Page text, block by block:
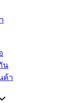
น
ค้า